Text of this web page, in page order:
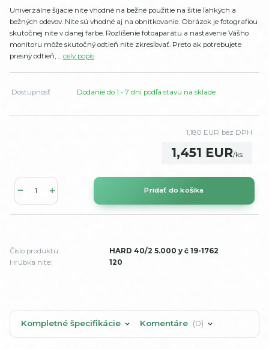
Univerzálne šijacie nite vhodné na bežné použitie na šitie ľahkých a
bežných odevov. Nite sú vhodné aj na obnitkovanie. Obrázok je fotografiou
skutočnej nite v danej farbe. Rozlíšenie fotoaparátu a nastavenie Vášho
monitoru môže skutočný odtieň nite zkresľovať. Preto ak potrebujete
presný odtieň, ... celý popis
Dostupnosť Dodanie do 1 - 7 dní podľa stavu na sklade
1,451 EUR/ks
1,180 EUR bez DPH
Pridať do košíka
Číslo produktu:
HARD 40/2 5.000 y č 19-1762
Hrúbka nite:
120
Kompletné špecifikácie Komentáre 0